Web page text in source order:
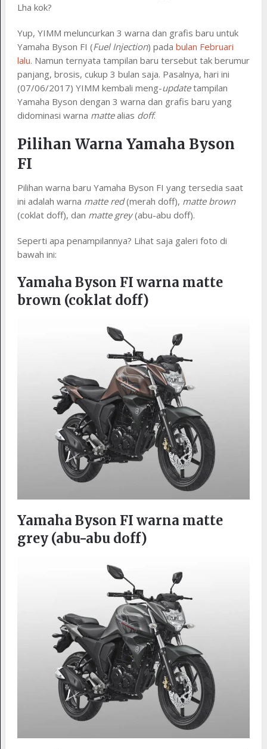
Lha kok?
Yup, YIMM meluncurkan 3 warna dan grafis baru untuk
Yamaha Byson FI (Fuel Injection) pada bulan Februari
lalu. Namun ternyata tampilan baru tersebut tak berumur
panjang, brosis, cukup 3 bulan saja. Pasalnya, hari ini
(07/06/2017) YIMM kembali meng-updatetampilan
Yamaha Byson dengan 3 warna dan grafis baru yang
didominasi warna mattealias doff.
Pilihan Warna Yamaha Byson
FI
Pilihan warna baru Yamaha Byson FI yang tersedia saat
ini adalah warna matte red(merah doff), matte brown
(coklat doff), dan matte grey(abu-abu doff).
Seperti apa penampilannya? Lihat saja galeri foto di
bawah ini:
Yamaha Byson FI warna matte
brown (coklat doff)
Yamaha Byson FI warna matte
grey (abu-abu doff)